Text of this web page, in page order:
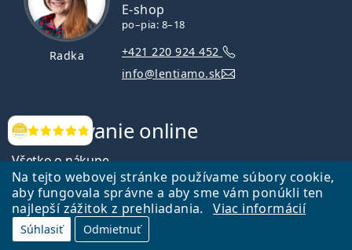
Na tejto webovej stránke používame súbory cookie,
aby fungovala správne a aby sme vám ponúkli ten
najlepší zážitok z prehliadania.
Viac informácií
Súhlasiť Odmietnuť
Hodnotenia
Radka
E-shop
po–pia: 8–18
+421 220 924 452
info@lentiamo.sk
Nakupovanie online
Všetko o nákupe
Doprava
Platba
Výdajné miesta